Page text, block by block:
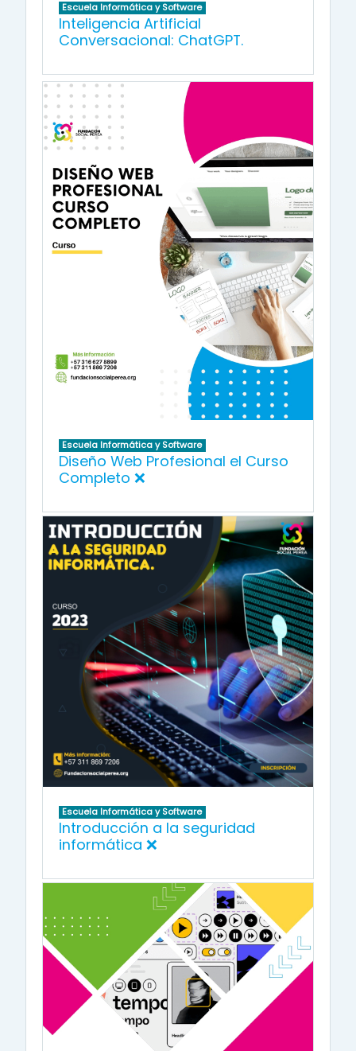
Escuela Informática y Software
Inteligencia Artificial
Conversacional: ChatGPT.
Escuela Informática y Software
Diseño Web Profesional el Curso
Completo ❌
Escuela Informática y Software
Introducción a la seguridad
informática ❌